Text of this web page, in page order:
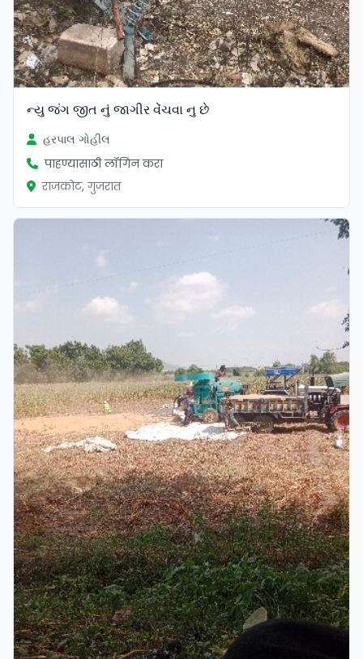
ન્યુ જંગ જીત નું જાગીર વેંચવા નુ છે
હરપાલ ગોહીલ
पाहण्यासाठी लॉगिन करा
राजकोट, गुजरात